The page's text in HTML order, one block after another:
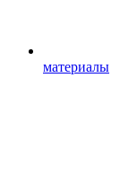
материалы